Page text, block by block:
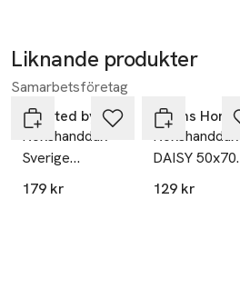
Liknande produkter
Hoppa över bildspelet
Samarbetsföretag
Created by Designtorget
Kökshandduk
Sverige
50x70cm
179 kr
Åhléns Home
Kökshandduk
DAISY 50x70
cm
129 kr